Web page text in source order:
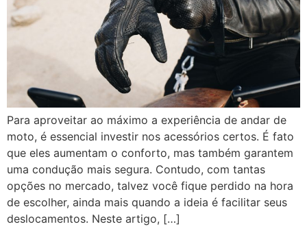
Para aproveitar ao máximo a experiência de andar de
moto, é essencial investir nos acessórios certos. É fato
que eles aumentam o conforto, mas também garantem
uma condução mais segura. Contudo, com tantas
opções no mercado, talvez você fique perdido na hora
de escolher, ainda mais quando a ideia é facilitar seus
deslocamentos. Neste artigo, […]